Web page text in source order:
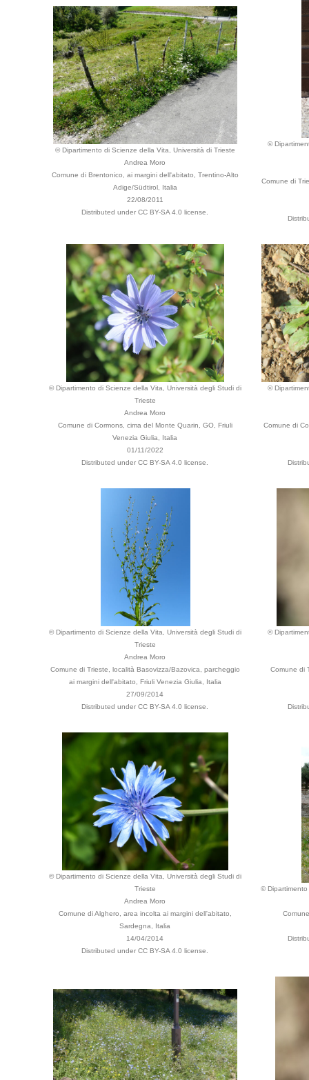
© Dipartimento di Scienze della Vita, Università di Trieste
Andrea Moro
Comune di Brentonico, ai margini dell'abitato, Trentino-Alto
Adige/Südtirol, Italia
22/08/2011
Distributed under CC BY-SA 4.0 license.
©
Comune di
© Dipartimento di Scienze della Vita, Università degli Studi di
Trieste
Andrea Moro
Comune di Cormons, cima del Monte Quarin, GO, Friuli
Venezia Giulia, Italia
01/11/2022
Distributed under CC BY-SA 4.0 license.
©
Comune di
© Dipartimento di Scienze della Vita, Università degli Studi di
Trieste
Andrea Moro
Comune di Trieste, località Basovizza/Bazovica, parcheggio
ai margini dell'abitato, Friuli Venezia Giulia, Italia
27/09/2014
Distributed under CC BY-SA 4.0 license.
©
Comune di
© Dipartimento di Scienze della Vita, Università degli Studi di
Trieste
Andrea Moro
Comune di Alghero, area incolta ai margini dell'abitato,
Sardegna, Italia
14/04/2014
Distributed under CC BY-SA 4.0 license.
©